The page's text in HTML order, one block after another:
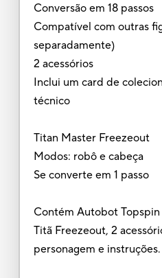
Conversão em 18 passos
Compatível com outras
separadamente)
2 acessórios
Inclui um card de
técnico
Titan Master Freezeout
Modos: robô e cabeça
Se converte em 1 passo
Contém Autobot
Titã Freezeout, 2
personagem e instruções.